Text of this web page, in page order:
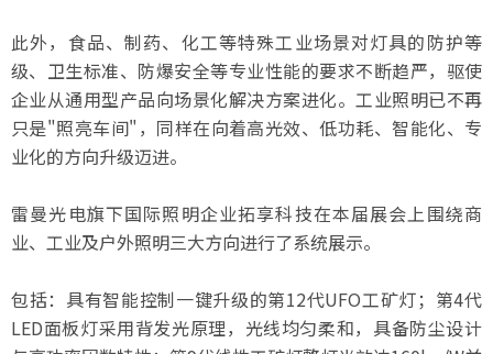
此外，食品、制药、化工等特殊工业场景对灯具的防护等
级、卫生标准、防爆安全等专业性能的要求不断趋严，驱使
企业从通用型产品向场景化解决方案进化。工业照明已不再
只是"照亮车间"，同样在向着高光效、低功耗、智能化、专
业化的方向升级迈进。
雷曼光电旗下国际照明企业拓享科技在本届展会上围绕商
业、工业及户外照明三大方向进行了系统展示。
包括：具有智能控制一键升级的第12代UFO工矿灯；第4代
LED面板灯采用背发光原理，光线均匀柔和，具备防尘设计